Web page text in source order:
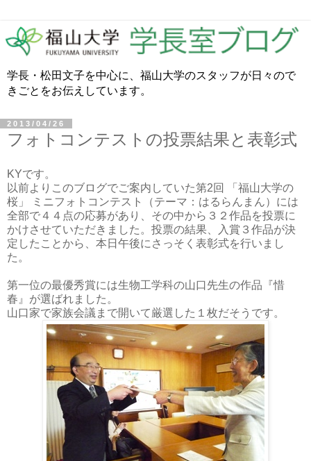
学長・松田文子を中心に、福山大学のスタッフが日々ので
きごとをお伝えしています。
2013/04/26
フォトコンテストの投票結果と表彰式
KYです。
以前よりこのブログでご案内していた第2回 「福山大学の
桜」 ミニフォトコンテスト（テーマ：はるらんまん）には
全部で４４点の応募があり、その中から３２作品を投票に
かけさせていただきました。投票の結果、入賞３作品が決
定したことから、本日午後にさっそく表彰式を行いまし
た。
第一位の最優秀賞には生物工学科の山口先生の作品『惜
春』が選ばれました。
山口家で家族会議まで開いて厳選した１枚だそうです。